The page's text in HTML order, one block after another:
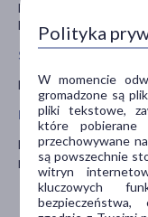
Nie zaleca się
karmienia piersią.
Stosowanie leku u
Nie stosować u dzieci
Prowadzenie
Nie należy stosować
pojazdów i obsługą
Polityka
W momencie
gromadzone są
pliki tekstowe,
które pobierane
przechowywane
są powszechnie
witryn
kluczowych
bezpieczeństwa,